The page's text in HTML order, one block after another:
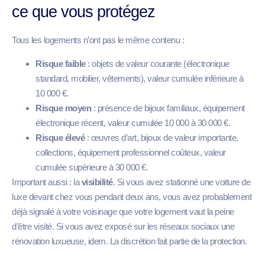
ce que vous protégez
Tous les logements n’ont pas le même contenu :
Risque faible: objets de valeur courante (électronique
standard, mobilier, vêtements), valeur cumulée inférieure à
10 000 €.
Risque moyen: présence de bijoux familiaux, équipement
électronique récent, valeur cumulée 10 000 à 30 000 €.
Risque élevé: œuvres d’art, bijoux de valeur importante,
collections, équipement professionnel coûteux, valeur
cumulée supérieure à 30 000 €.
Important aussi : lavisibilité. Si vous avez stationné une voiture de
luxe devant chez vous pendant deux ans, vous avez probablement
déjà signalé à votre voisinage que votre logement vaut la peine
d’être visité. Si vous avez exposé sur les réseaux sociaux une
rénovation luxueuse, idem. La discrétion fait partie de la protection.